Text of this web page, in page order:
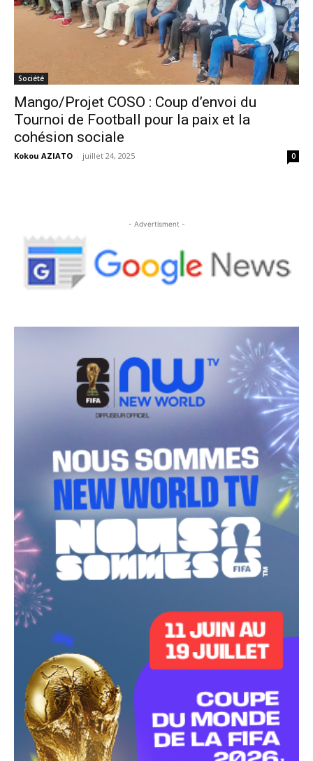
Société
Mango/Projet COSO : Coup d’envoi du
Tournoi de Football pour la paix et la
cohésion sociale
Kokou AZIATO - juillet 24, 2025 0
- Advertisment -